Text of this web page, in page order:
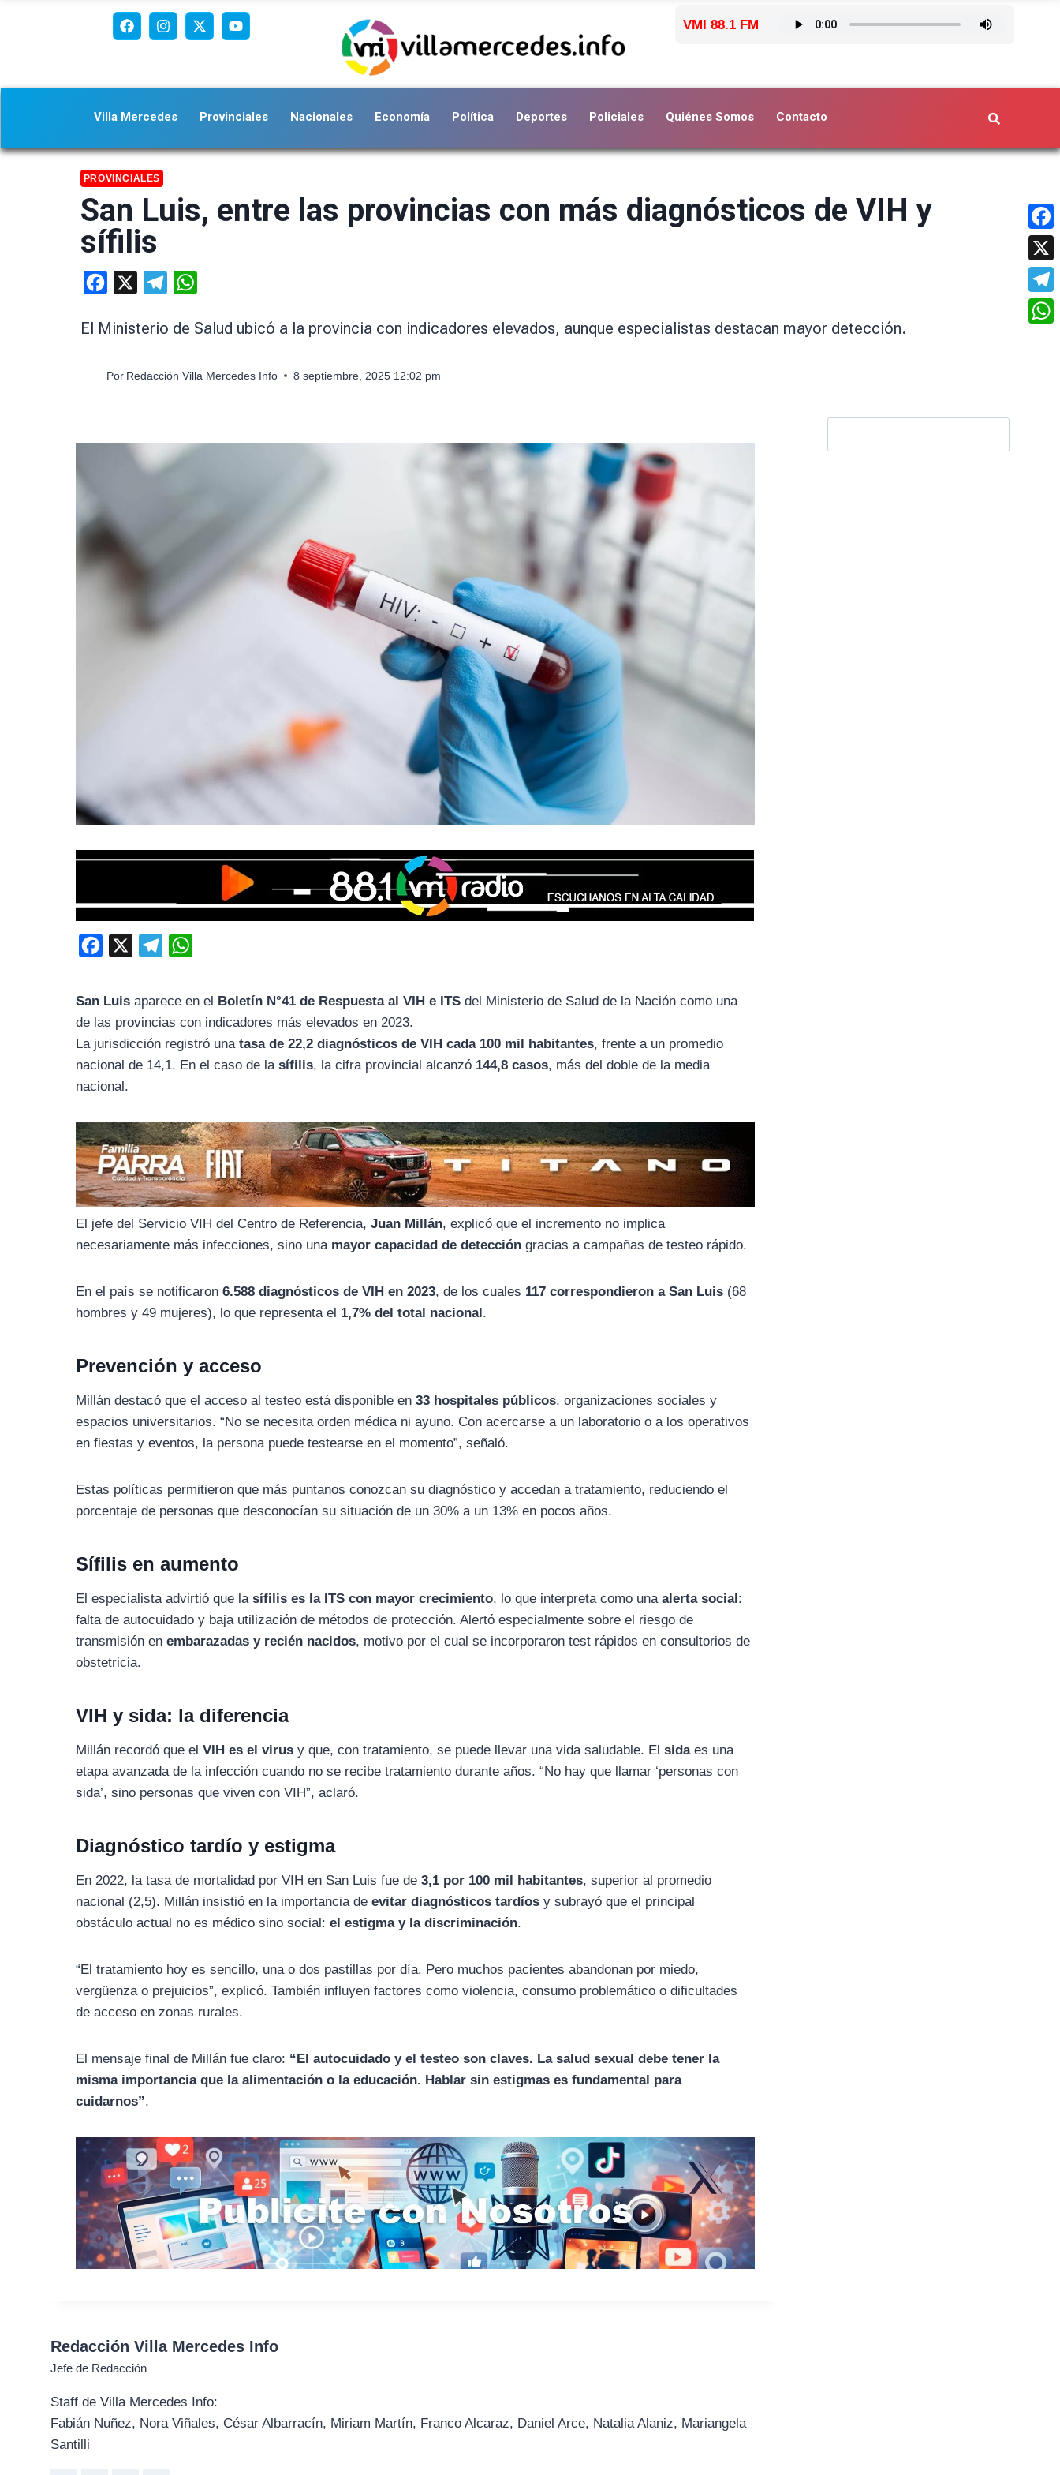
VMI 88.1 FM
Villa Mercedes Provinciales Nacionales Economía Política Deportes Policiales Quiénes Somos Contacto
PROVINCIALES
San Luis, entre las provincias con más diagnósticos de VIH y
sífilis
Facebook Telegram
El Ministerio de Salud ubicó a la provincia con indicadores elevados, aunque especialistas destacan mayor detección.
Por Redacción Villa Mercedes Info 8 septiembre, 2025 12:02 pm
b
o
o
g
r
s
A
San Luis aparece en el Boletín N°41 de Respuesta al VIH e ITS del Ministerio de Salud de la Nación como una
de las provincias con indicadores más elevados en 2023.
La jurisdicción registró unatasa de 22,2 diagnósticos de VIH cada 100 mil habitantes, frente a un promedio
nacional de 14,1. En el caso de lasífilis, la cifra provincial alcanzó 144,8 casos, más del doble de la media
nacional.
El jefe del Servicio VIH del Centro de Referencia,Juan Millán, explicó que el incremento no implica
necesariamente más infecciones, sino una mayor capacidad de detección gracias a campañas de testeo rápido.
En el país se notificaron6.588 diagnósticos de VIH en 2023, de los cuales 117 correspondieron a San Luis (68
hombres y 49 mujeres), lo que representa el 1,7% del total nacional.
Prevención y acceso
Millán destacó que el acceso al testeo está disponible en33 hospitales públicos, organizaciones sociales y
espacios universitarios. “No se necesita orden médica ni ayuno. Con acercarse a un laboratorio o a los operativos
en fiestas y eventos, la persona puede testearse en el momento”, señaló.
Estas políticas permitieron que más puntanos conozcan su diagnóstico y accedan a tratamiento, reduciendo el
porcentaje de personas que desconocían su situación de un 30% a un 13% en pocos años.
Sífilis en aumento
El especialista advirtió que lasífilis es la ITS con mayor crecimiento, lo que interpreta como unaalerta social:
falta de autocuidado y baja utilización de métodos de protección. Alertó especialmente sobre el riesgo de
transmisión enembarazadas y recién nacidos, motivo por el cual se incorporaron test rápidos en consultorios de
obstetricia.
VIH y sida: la diferencia
Millán recordó que elVIH es el virus y que, con tratamiento, se puede llevar una vida saludable. Elsidaes una
etapa avanzada de la infección cuando no se recibe tratamiento durante años. “No hay que llamar ‘personas con
sida’, sino personas que viven con VIH”, aclaró.
Diagnóstico tardío y estigma
En 2022, la tasa de mortalidad por VIH en San Luis fue de3,1 por 100 mil habitantes, superior al promedio
nacional (2,5). Millán insistió en la importancia deevitar diagnósticos tardíos y subrayó que el principal
obstáculo actual no es médico sino social:el estigma y la discriminación.
“El tratamiento hoy es sencillo, una o dos pastillas por día. Pero muchos pacientes abandonan por miedo,
vergüenza o prejuicios”, explicó. También influyen factores como violencia, consumo problemático o dificultades
de acceso en zonas rurales.
El mensaje final de Millán fue claro: “El autocuidado y el testeo son claves. La salud sexual debe tener la
misma importancia que la alimentación o la educación. Hablar sin estigmas es fundamental para
cuidarnos”.
Redacción Villa Mercedes Info
Jefe de Redacción
Staff de Villa Mercedes Info:
Fabián Nuñez, Nora Viñales, César Albarracín, Miriam Martín, Franco Alcaraz, Daniel Arce, Natalia Alaniz, Mariangela
Santilli
X